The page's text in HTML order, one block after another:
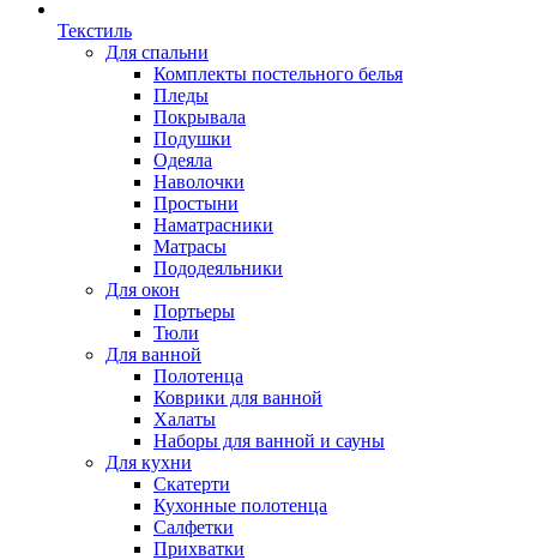
Текстиль
Для спальни
Комплекты постельного белья
Пледы
Покрывала
Подушки
Одеяла
Наволочки
Простыни
Наматрасники
Матрасы
Пододеяльники
Для окон
Портьеры
Тюли
Для ванной
Полотенца
Коврики для ванной
Халаты
Наборы для ванной и сауны
Для кухни
Скатерти
Кухонные полотенца
Салфетки
Прихватки